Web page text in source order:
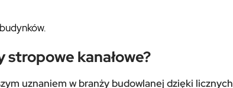
stropowe kanałowe?
uznaniem w branży budowlanej dzięki licznych